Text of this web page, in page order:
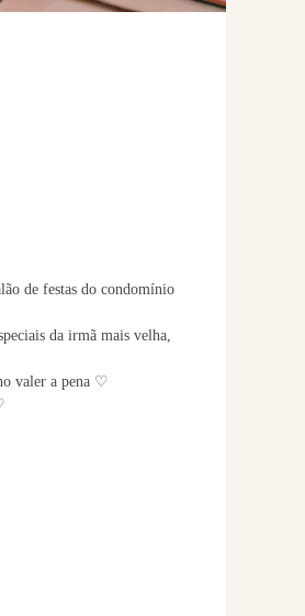
de festas do condomínio
da irmã mais velha,
valer a pena ♡